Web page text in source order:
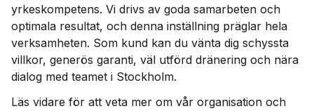
yrkeskompetens. Vi drivs av goda samarbeten och
optimala resultat, och denna inställning präglar hela
verksamheten. Som kund kan du vänta dig schyssta
villkor, generös garanti, väl utförd dränering och nära
dialog med teamet i Stockholm.
Läs vidare för att veta mer om vår organisation och